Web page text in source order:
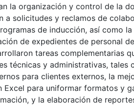
la organización y control de la
a solicitudes y reclamos de
de inducción, así como
de expedientes de personal
tareas complementarias
técnicas y administrativas, tales
para clientes externos, la
Excel para uniformar formatos y
y la elaboración de